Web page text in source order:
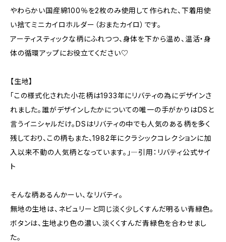
やわらかい国産綿100％を2枚のみ使用して作られた、下着用使
い捨てミニカイロホルダー（おまたカイロ）です。
アーティスティックな柄にふれつつ、身体を下から温め、温活・身
体の循環アップにお役立てください♡
【生地】
「この様式化された小花柄は1933年にリバティの為にデザインさ
れました。誰がデザインしたかについての唯一の手がかりはDSと
言うイニシャルだけ。DSはリバティの中でも人気のある柄を多く
残しており、この柄もまた、1982年にクラシックコレクションに加
入以来不動の人気柄となっています。」―引用：リバティ公式サイ
ト
そんな柄あるんかーい、なリバティ。
無地の生地は、ネビュリーと同じ淡く少しくすんだ明るい青緑色。
ボタンは、生地より色の濃い、淡くくすんだ青緑色を合わせまし
た。